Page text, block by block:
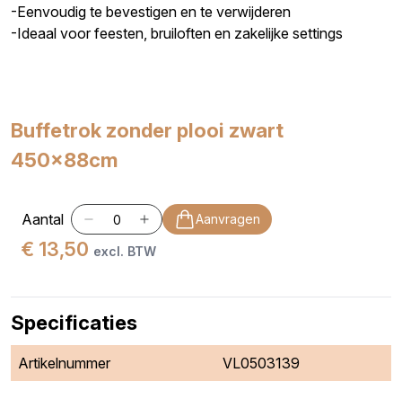
-Eenvoudig te bevestigen en te verwijderen
-Ideaal voor feesten, bruiloften en zakelijke settings
Buffetrok zonder plooi zwart
450x88cm
Aantal Aanvragen
€ 13,50 excl. BTW
Specificaties
Artikelnummer VL0503139